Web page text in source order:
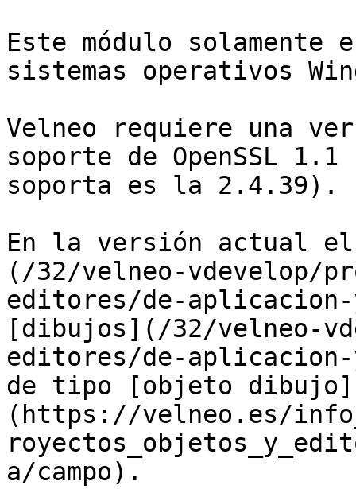
Este módulo
sistemas operativos
Velneo requiere una
soporte de OpenSSL
soporta es la 2.4.39).
En la versión actual
(/32/velneo-vdevelop/
editores/de-aplicacion-
[dibujos](/32/velneo-
editores/de-aplicacion-
de tipo [objeto dibujo]
(https://velneo.es/
a/campo).